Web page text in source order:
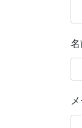
名